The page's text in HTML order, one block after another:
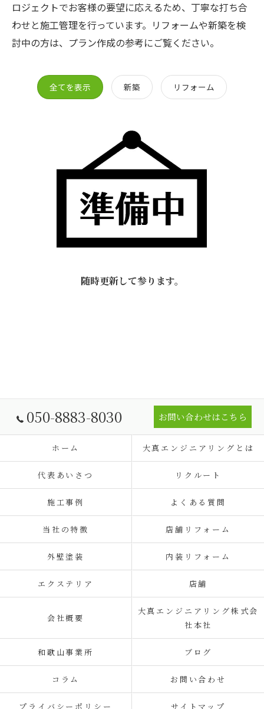
ロジェクトでお客様の要望に応えるため、丁寧な打ち合
わせと施工管理を行っています。リフォームや新築を検
討中の方は、プラン作成の参考にご覧ください。
全てを表示 新築 リフォーム
随時更新して参ります。
050-8883-8030 お問い合わせはこちら
ホーム 大真エンジニアリングとは
代表あいさつ リクルート
施工事例 よくある質問
当社の特徴 店舗リフォーム
外壁塗装 内装リフォーム
エクステリア 店舗
会社概要
大真エンジニアリング株式会
社本社
和歌山事業所 ブログ
コラム お問い合わせ
プライバシーポリシー サイトマップ